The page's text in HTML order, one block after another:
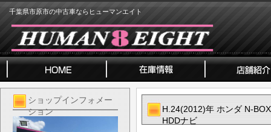
千葉県市原市の中古車ならヒューマンエイト
ショップインフォメー
ション
H.24(2012)年 ホンダ N-
HDDナビ